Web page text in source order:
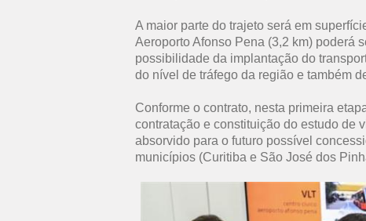
A maior parte do trajeto será em
Aeroporto Afonso Pena (3,2 km) poderá
possibilidade da implantação do
do nível de tráfego da região e também
Conforme o contrato, nesta primeira
contratação e constituição do estudo de
absorvido para o futuro possível
municípios (Curitiba e São José dos